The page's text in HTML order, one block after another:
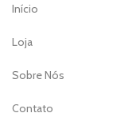
Início
Loja
Sobre Nós
Contato